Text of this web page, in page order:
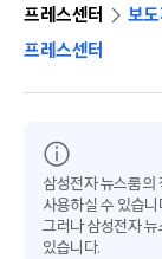
프레스센터
보
프레스센터
삼성전자 뉴스룸의
사용하실 수 있습니
그러나 삼성전자
있습니다.